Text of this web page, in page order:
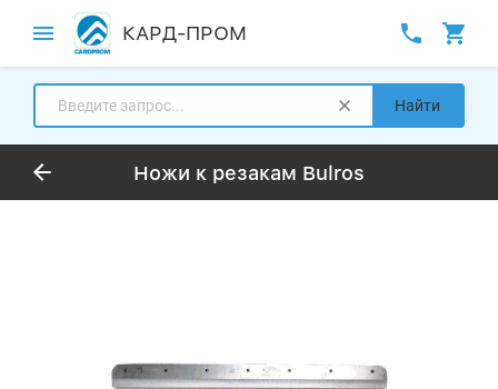
КАРД-ПРОМ
Найти
Ножи к резакам Bulros